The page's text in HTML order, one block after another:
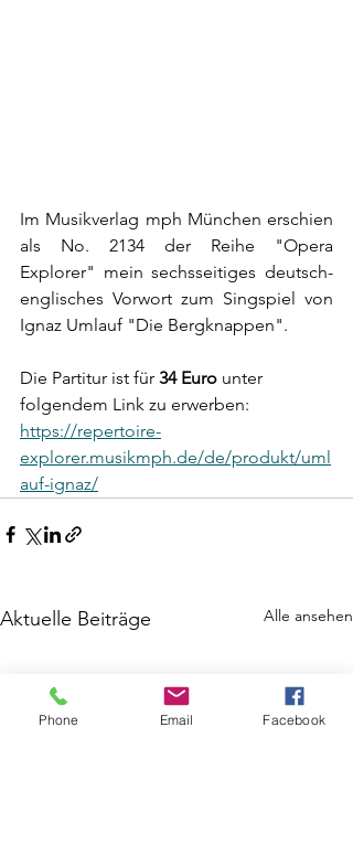
Im Musikverlag mph München erschien
als No. 2134 der Reihe "Opera
Explorer" mein sechsseitiges deutsch-
englisches Vorwort zum Singspiel von
Ignaz Umlauf "Die Bergknappen".
Die Partitur ist für 34 Euro unter
folgendem Link zu erwerben:
https://repertoire-
explorer.musikmph.de/de/produkt/uml
auf-ignaz/
Aktuelle Beiträge Alle ansehen
Phone Email Facebook